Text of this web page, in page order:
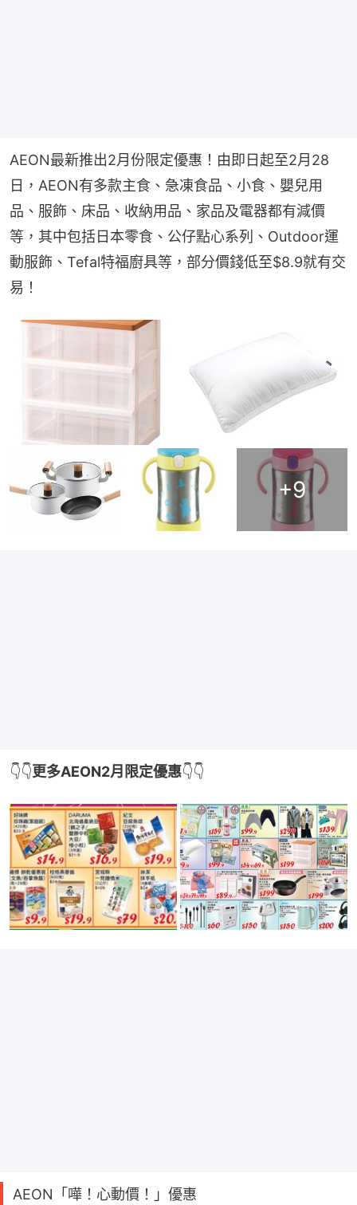
AEON最新推出2月份限定優惠！由即日起至2月28
日，AEON有多款主食、急凍食品、小食、嬰兒用
品、服飾、床品、收納用品、家品及電器都有減價
等，其中包括日本零食、公仔點心系列、Outdoor運
動服飾、Tefal特福廚具等，部分價錢低至$8.9就有交
易！
+9
👇👇更多AEON2月限定優惠👇👇
AEON「嘩！心動價！」優惠